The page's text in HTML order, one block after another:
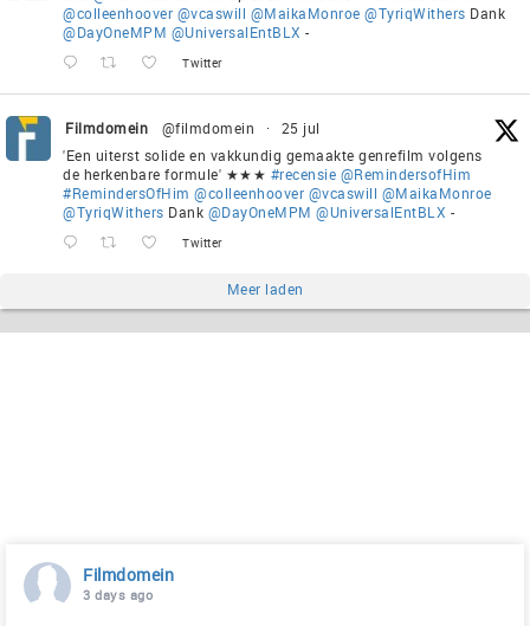
@colleenhoover @vcaswill @MaikaMonroe @TyriqWithers Dank
@DayOneMPM @UniversalEntBLX -
Twitter
Filmdomein @filmdomein ·
25 jul
'Een uiterst solide en vakkundig gemaakte genrefilm volgens
de herkenbare formule' ★★★ #recensie @RemindersofHim
#RemindersOfHim @colleenhoover @vcaswill @MaikaMonroe
@TyriqWithers Dank @DayOneMPM @UniversalEntBLX -
Twitter
Meer laden
Filmdomein
3 days ago